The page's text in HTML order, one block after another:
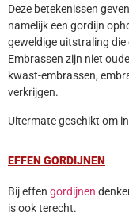
Deze betekenissen
namelijk een gordijn
geweldige uitstraling die
Embrassen zijn niet
kwast-embrassen,
verkrijgen.
Uitermate geschikt om
EFFEN GORDIJNEN
Bij effen gordijnen
is ook terecht.